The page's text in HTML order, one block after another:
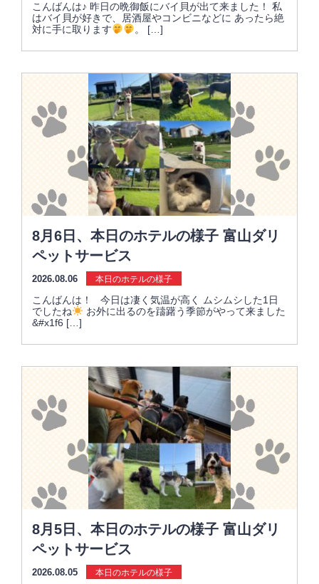
こんばんは♪ 昨日の晩御飯にバイ貝が出て来ました！ 私
はバイ貝が好きで、居酒屋やコンビニなどに あったら絶
対に手に取ります
。 […]
8月6日、本日のホテルの様子 富山ダリ
ペットサービス
2026.08.06 本日のホテルの様子
こんばんは！ 今日は凄く気温が高く ムシムシした1日
でしたね
お外に出るのを躊躇う季節がやって来ました
&#x1f6 […]
8月5日、本日のホテルの様子 富山ダリ
ペットサービス
2026.08.05 本日のホテルの様子